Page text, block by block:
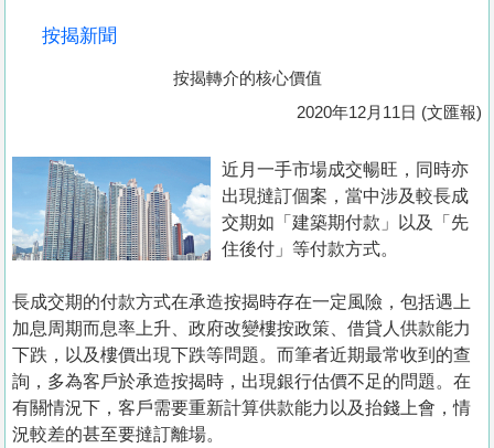
業
手
關
於
我
們
按揭新聞
按揭轉介的核心價值
2020年12月11日 (文匯報)
近月一手市場成交暢旺，同時亦
出現撻訂個案，當中涉及較長成
交期如「建築期付款」以及「先
住後付」等付款方式。
長成交期的付款方式在承造按揭時存在一定風險，包括遇上
加息周期而息率上升、政府改變樓按政策、借貸人供款能力
下跌，以及樓價出現下跌等問題。而筆者近期最常收到的查
詢，多為客戶於承造按揭時，出現銀行估價不足的問題。在
有關情況下，客戶需要重新計算供款能力以及抬錢上會，情
況較差的甚至要撻訂離場。